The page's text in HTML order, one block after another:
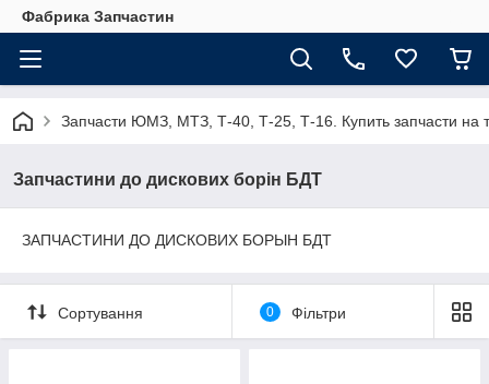
Фабрика Запчастин
Запчасти ЮМЗ, МТЗ, Т-40, Т-25, Т-16. Купить запчасти
Запчастини до дискових борін БДТ
ЗАПЧАСТИНИ ДО ДИСКОВИХ БОРЫН БДТ
Сортування 0 Фільтри